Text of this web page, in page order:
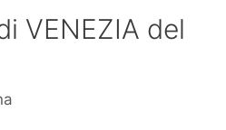
VENEZIA del